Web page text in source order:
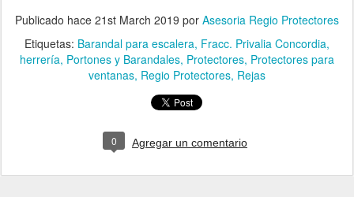
Publicado hace 21st March 2019 por Asesoria Regio Protectores
Etiquetas: Barandal para escalera Fracc. Privalia Concordia
herrería Portones y Barandales Protectores Protectores para
ventanas Regio Protectores Rejas
0 Agregar un comentario